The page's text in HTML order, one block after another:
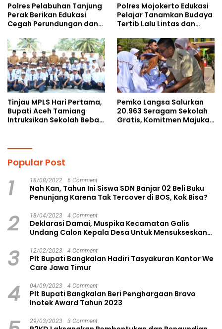
Polres Pelabuhan Tanjung
Perak Berikan Edukasi
Cegah Perundungan dan
kepada Pelajar MPLS
Polres Mojokerto Edukasi
Pelajar Tanamkan Budaya
Tertib Lalu Lintas dan
Tinjau MPLS Hari Pertama,
Bupati Aceh Tamiang
Intruksikan Sekolah Bebas
Pemko Langsa Salurkan
20.963 Seragam Sekolah
Gratis, Komitmen Majukan
Popular Post
1 18/08/2022 6 Comment
Nah Kan, Tahun Ini Siswa SDN Banjar 02 Beli Buku
Penunjang Karena Tak Tercover di BOS, Kok Bisa?
2 18/04/2023 4 Comment
Deklarasi Damai, Muspika Kecamatan Galis
Undang Calon Kepala Desa Untuk Mensukseskan
3 12/02/2023 4 Comment
Plt Bupati Bangkalan Hadiri Tasyakuran Kantor We
Care Jawa Timur
4 04/09/2023 4 Comment
Plt Bupati Bangkalan Beri Penghargaan Bravo
Inotek Award Tahun 2023
29/03/2023 3 Comment